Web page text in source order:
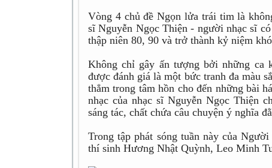
Vòng 4 chủ đề Ngọn lửa trái tim là
sĩ Nguyễn Ngọc Thiện - người nhạc sĩ
thập niên 80, 90 và trở thành kỷ niệm
Không chỉ gây ấn tượng bởi những ca
được đánh giá là một bức tranh đa màu
thẳm trong tâm hồn cho đến những bài
nhạc của nhạc sĩ Nguyễn Ngọc Thiện
sáng tác, chất chứa câu chuyện ý nghĩa
Trong tập phát sóng tuần này của
thí sinh Hương Nhật Quỳnh, Leo Minh